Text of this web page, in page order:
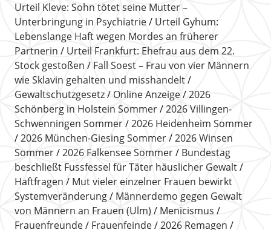
Urteil Kleve: Sohn tötet seine Mutter –
Unterbringung in Psychiatrie
Urteil Gyhum:
Lebenslange Haft wegen Mordes an früherer
Partnerin
Urteil Frankfurt: Ehefrau aus dem 22.
Stock gestoßen
Fall Soest – Frau von vier Männern
wie Sklavin gehalten und misshandelt
Gewaltschutzgesetz
Online Anzeige
2026
Schönberg in Holstein Sommer
2026 Villingen-
Schwenningen Sommer
2026 Heidenheim Sommer
2026 München-Giesing Sommer
2026 Winsen
Sommer
2026 Falkensee Sommer
Bundestag
beschließt Fussfessel für Täter häuslicher Gewalt
Haftfragen
Mut vieler einzelner Frauen bewirkt
Systemveränderung
Männerdemo gegen Gewalt
von Männern an Frauen (Ulm)
Menicismus
Frauenfreunde
Frauenfeinde
2026 Remagen